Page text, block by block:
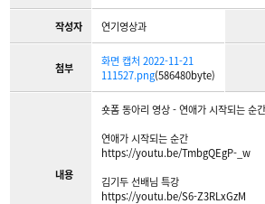
작성자 연기영상과
첨부
화면 캡처 2022-11-21
111527.png(586480byte)
내용
숏폼 동아리 영상 - 연애가 시작되는 순
연애가 시작되는 순간
https://youtu.be/TmbgQEgP-_w
김기두 선배님 특강
https://youtu.be/S6-Z3RLxGzM